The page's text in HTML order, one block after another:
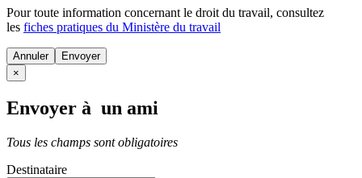
Pour toute information concernant le droit du travail, consultez
les fiches pratiques du Ministère du travail
Annuler
×
Envoyer à un ami
Tous les champs sont obligatoires
Destinataire